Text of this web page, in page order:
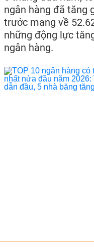
ngân hàng đã tăng
trước mang về
những động lực
ngân hàng.